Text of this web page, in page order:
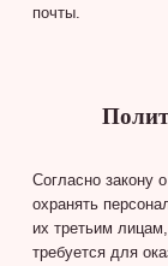
почты.
Согласно закону
охранять
их третьим
требуется для